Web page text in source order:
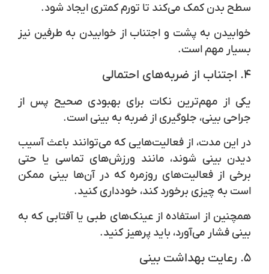
سطح بدن کمک می‌کند تا تورم کمتری ایجاد شود.
خوابیدن به پشت و اجتناب از خوابیدن به طرفین نیز
بسیار مهم است.
۴. اجتناب از ضربه‌های احتمالی
یکی از مهم‌ترین نکات برای بهبودی صحیح پس از
جراحی بینی، جلوگیری از ضربه به بینی است.
در این مدت، از فعالیت‌هایی که می‌توانند باعث آسیب
دیدن بینی شوند، مانند ورزش‌های تماسی یا حتی
برخی از فعالیت‌های روزمره که در آن‌ها بینی ممکن
است به چیزی برخورد کند، خودداری کنید.
همچنین از استفاده از عینک‌های طبی یا آفتابی که به
بینی فشار می‌آورد، باید پرهیز کنید.
۵. رعایت بهداشت بینی